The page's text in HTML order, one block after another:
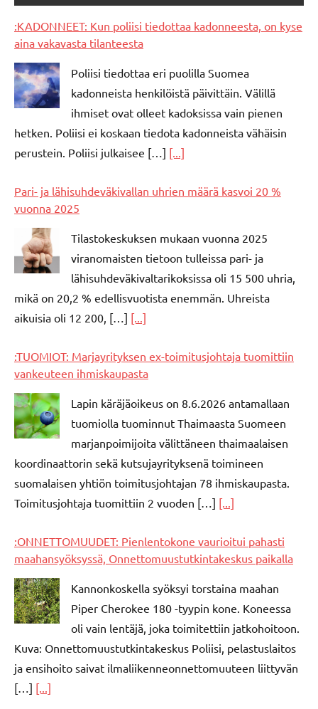
:KADONNEET: Kun poliisi tiedottaa kadonneesta, on kyse
aina vakavasta tilanteesta
Poliisi tiedottaa eri puolilla Suomea
kadonneista henkilöistä päivittäin. Välillä
ihmiset ovat olleet kadoksissa vain pienen
hetken. Poliisi ei koskaan tiedota kadonneista vähäisin
perustein. Poliisi julkaisee […] [...]
Pari- ja lähisuhdeväkivallan uhrien määrä kasvoi 20 %
vuonna 2025
Tilastokeskuksen mukaan vuonna 2025
viranomaisten tietoon tulleissa pari- ja
lähisuhdeväkivaltarikoksissa oli 15 500 uhria,
mikä on 20,2 % edellisvuotista enemmän. Uhreista
aikuisia oli 12 200, […] [...]
:TUOMIOT: Marjayrityksen ex-toimitusjohtaja tuomittiin
vankeuteen ihmiskaupasta
Lapin käräjäoikeus on 8.6.2026 antamallaan
tuomiolla tuominnut Thaimaasta Suomeen
marjanpoimijoita välittäneen thaimaalaisen
koordinaattorin sekä kutsujayrityksenä toimineen
suomalaisen yhtiön toimitusjohtajan 78 ihmiskaupasta.
Toimitusjohtaja tuomittiin 2 vuoden […] [...]
:ONNETTOMUUDET: Pienlentokone vaurioitui pahasti
maahansyöksyssä, Onnettomuustutkintakeskus paikalla
Kannonkoskella syöksyi torstaina maahan
Piper Cherokee 180 -tyypin kone. Koneessa
oli vain lentäjä, joka toimitettiin jatkohoitoon.
Kuva: Onnettomuustutkintakeskus Poliisi, pelastuslaitos
ja ensihoito saivat ilmaliikenneonnettomuuteen liittyvän
[…] [...]